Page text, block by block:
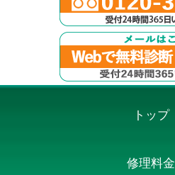
トップ
修理料金